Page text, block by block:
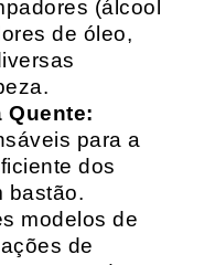
(álcool
de óleo,
Quente:
para a
dos
bastão.
modelos de
de